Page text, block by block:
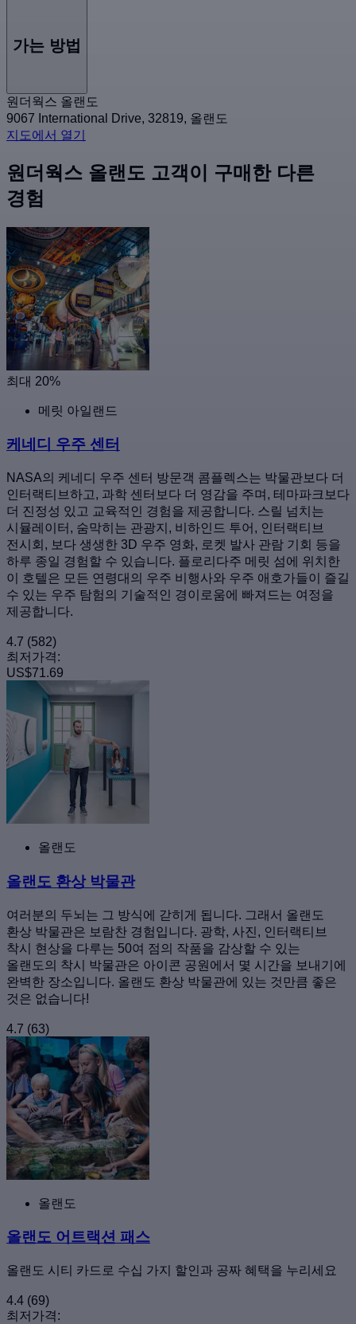
가는 방법
원더웍스 올랜도
9067 International Drive, 32819, 올랜도
지도에서 열기
원더웍스 올랜도 고객이 구매한 다른
경험
최대 20%
메릿 아일랜드
케네디 우주 센터
NASA의 케네디 우주 센터 방문객 콤플렉스는 박물관보다 더
인터랙티브하고, 과학 센터보다 더 영감을 주며, 테마파크보다
더 진정성 있고 교육적인 경험을 제공합니다. 스릴 넘치는
시뮬레이터, 숨막히는 관광지, 비하인드 투어, 인터랙티브
전시회, 보다 생생한 3D 우주 영화, 로켓 발사 관람 기회 등을
하루 종일 경험할 수 있습니다. 플로리다주 메릿 섬에 위치한
이 호텔은 모든 연령대의 우주 비행사와 우주 애호가들이 즐길
수 있는 우주 탐험의 기술적인 경이로움에 빠져드는 여정을
제공합니다.
4.7 (582)
최저가격:
US$71.69
올랜도
올랜도 환상 박물관
여러분의 두뇌는 그 방식에 갇히게 됩니다. 그래서 올랜도
환상 박물관은 보람찬 경험입니다. 광학, 사진, 인터랙티브
착시 현상을 다루는 50여 점의 작품을 감상할 수 있는
올랜도의 착시 박물관은 아이콘 공원에서 몇 시간을 보내기에
완벽한 장소입니다. 올랜도 환상 박물관에 있는 것만큼 좋은
것은 없습니다!
4.7 (63)
올랜도
올랜도 어트랙션 패스
올랜도 시티 카드로 수십 가지 할인과 공짜 혜택을 누리세요
4.4 (69)
최저가격: